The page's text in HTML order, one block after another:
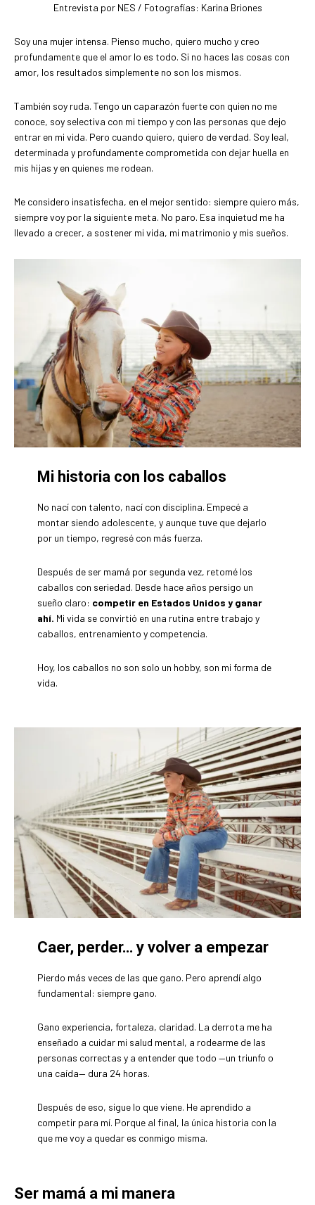
Entrevista por NES / Fotografías: Karina Briones
Soy una mujer intensa. Pienso mucho, quiero mucho y creo
profundamente que el amor lo es todo. Si no haces las cosas con
amor, los resultados simplemente no son los mismos.
También soy ruda. Tengo un caparazón fuerte con quien no me
conoce, soy selectiva con mi tiempo y con las personas que dejo
entrar en mi vida. Pero cuando quiero, quiero de verdad. Soy leal,
determinada y profundamente comprometida con dejar huella en
mis hijas y en quienes me rodean.
Me considero insatisfecha, en el mejor sentido: siempre quiero más,
siempre voy por la siguiente meta. No paro. Esa inquietud me ha
llevado a crecer, a sostener mi vida, mi matrimonio y mis sueños.
Mi historia con los caballos
No nací con talento, nací con disciplina. Empecé a
montar siendo adolescente, y aunque tuve que dejarlo
por un tiempo, regresé con más fuerza.
Después de ser mamá por segunda vez, retomé los
caballos con seriedad. Desde hace años persigo un
sueño claro: competir en Estados Unidos y ganar
ahí. Mi vida se convirtió en una rutina entre trabajo y
caballos, entrenamiento y competencia.
Hoy, los caballos no son solo un hobby, son mi forma de
vida.
Caer, perder… y volver a empezar
Pierdo más veces de las que gano. Pero aprendí algo
fundamental: siempre gano.
Gano experiencia, fortaleza, claridad. La derrota me ha
enseñado a cuidar mi salud mental, a rodearme de las
personas correctas y a entender que todo —un triunfo o
una caída— dura 24 horas.
Después de eso, sigue lo que viene. He aprendido a
competir para mí. Porque al final, la única historia con la
que me voy a quedar es conmigo misma.
Ser mamá a mi manera